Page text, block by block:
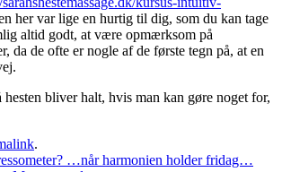
her var lige en hurtig til dig, som du kan tage
altid godt, at være opmærksom på
da de ofte er nogle af de første tegn på, at en
bliver halt, hvis man kan gøre noget for,
.
…når harmonien holder fridag…